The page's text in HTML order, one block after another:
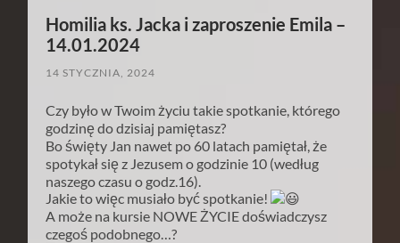
Homilia ks. Jacka i zaproszenie Emila –
14.01.2024
14 STYCZNIA, 2024
Czy było w Twoim życiu takie spotkanie, którego
godzinę do dzisiaj pamiętasz?
Bo święty Jan nawet po 60 latach pamiętał, że
spotykał się z Jezusem o godzinie 10 (według
naszego czasu o godz.16).
Jakie to więc musiało być spotkanie!
A może na kursie NOWE ŻYCIE doświadczysz
czegoś podobnego…?